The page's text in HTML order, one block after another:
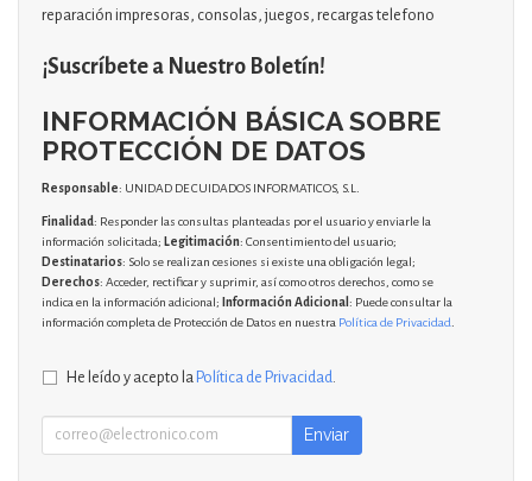
reparación impresoras, consolas, juegos, recargas telefono
¡Suscríbete a Nuestro Boletín!
INFORMACIÓN BÁSICA SOBRE
PROTECCIÓN DE DATOS
Responsable: UNIDAD DE CUIDADOS INFORMATICOS, S.L.
Finalidad: Responder las consultas planteadas por el usuario y enviarle la
información solicitada; Legitimación: Consentimiento del usuario;
Destinatarios: Solo se realizan cesiones si existe una obligación legal;
Derechos: Acceder, rectificar y suprimir, así como otros derechos, como se
indica en la información adicional; Información Adicional : Puede consultar la
información completa de Protección de Datos en nuestra Política de Privacidad
He leído y acepto la Política de Privacidad
Enviar